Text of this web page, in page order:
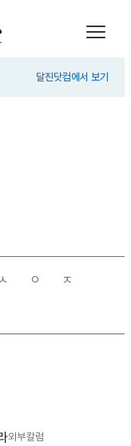
달진닷컴에서 보기
ㅅ ㅇ ㅈ
외부칼럼